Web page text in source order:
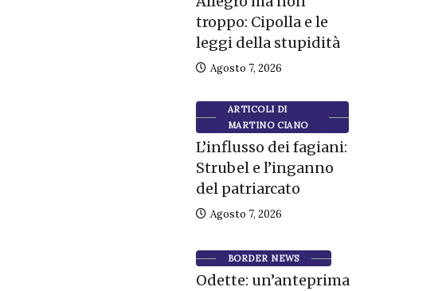
troppo: Cipolla e le
leggi della stupidità
Agosto 7, 2026
ARTICOLI DI
MARTINO CIANO
L’influsso dei fagiani:
Strubel e l’inganno
del patriarcato
Agosto 7, 2026
BORDER NEWS
Odette: un’anteprima